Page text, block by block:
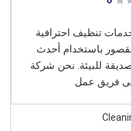
تنظيف احترافية
باستخدام أحدث
للبيئة. نحن شركة